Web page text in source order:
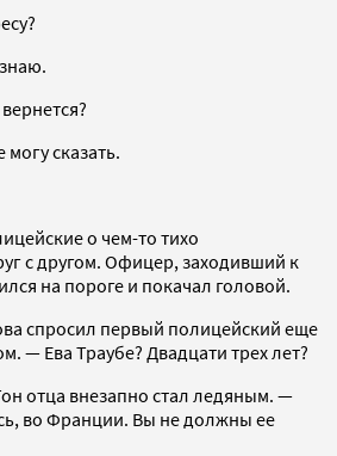
сказать.
о чем-то тихо
с другом. Офицер, заходивший к
на пороге и покачал головой.
спросил первый полицейский еще
— Ева Траубе? Двадцати трех лет?
отца внезапно стал ледяным. —
во Франции. Вы не должны ее